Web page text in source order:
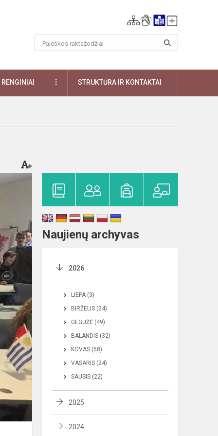
RENGINIAI DAUGIAUSTRUKTŪRA IR KONTAKTAI
Naujienų archyvas
2026
LIEPA (3)
BIRŽELIS (24)
GEGUŽĖ (49)
BALANDIS (32)
KOVAS (58)
VASARIS (24)
SAUSIS (22)
2025
2024